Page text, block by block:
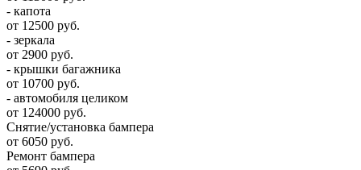
- капота
от 12500 руб.
- зеркала
от 2900 руб.
- крышки багажника
от 10700 руб.
- автомобиля целиком
от 124000 руб.
Снятие/установка бампера
от 6050 руб.
Ремонт бампера